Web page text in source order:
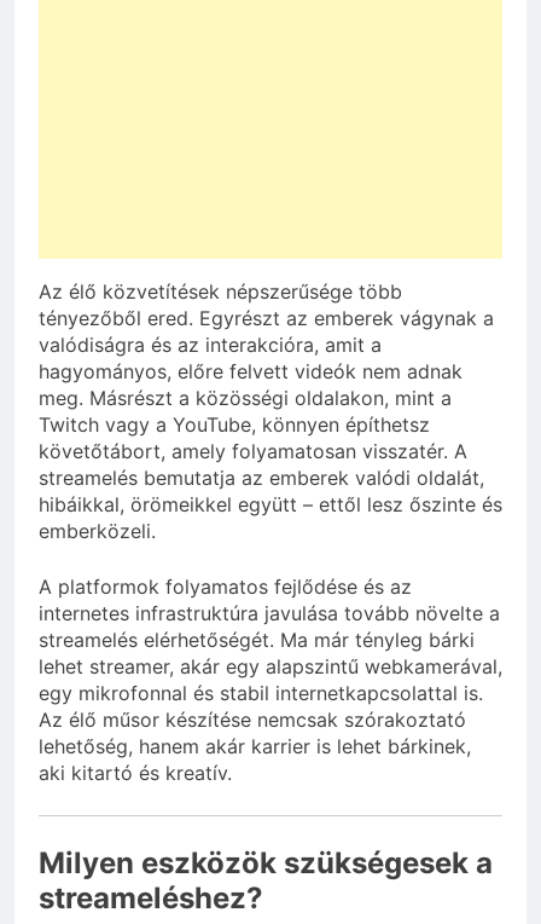
Az élő közvetítések népszerűsége több
tényezőből ered. Egyrészt az emberek vágynak a
valódiságra és az interakcióra, amit a
hagyományos, előre felvett videók nem adnak
meg. Másrészt a közösségi oldalakon, mint a
Twitch vagy a YouTube, könnyen építhetsz
követőtábort, amely folyamatosan visszatér. A
streamelés bemutatja az emberek valódi oldalát,
hibáikkal, örömeikkel együtt – ettől lesz őszinte és
emberközeli.
A platformok folyamatos fejlődése és az
internetes infrastruktúra javulása tovább növelte a
streamelés elérhetőségét. Ma már tényleg bárki
lehet streamer, akár egy alapszintű webkamerával,
egy mikrofonnal és stabil internetkapcsolattal is.
Az élő műsor készítése nemcsak szórakoztató
lehetőség, hanem akár karrier is lehet bárkinek,
aki kitartó és kreatív.
Milyen eszközök szükségesek a
streameléshez?